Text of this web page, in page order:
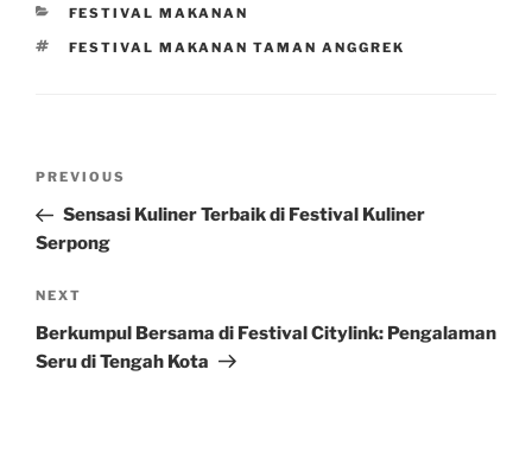
CATEGORIES
FESTIVAL MAKANAN
TAGS
FESTIVAL MAKANAN TAMAN ANGGREK
Previous
Post
PREVIOUS
Sensasi Kuliner Terbaik di Festival Kuliner
Serpong
Next
Post
NEXT
Berkumpul Bersama di Festival Citylink: Pengalaman
Seru di Tengah Kota